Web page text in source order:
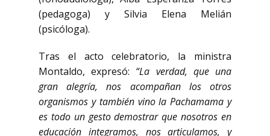
(pedagoga) y Silvia Elena Melián
(psicóloga).
Tras el acto celebratorio, la ministra
Montaldo, expresó: “La verdad, que una
gran alegría, nos acompañan los otros
organismos y también vino la Pachamama y
es todo un gesto demostrar que nosotros en
educación integramos, nos articulamos, y